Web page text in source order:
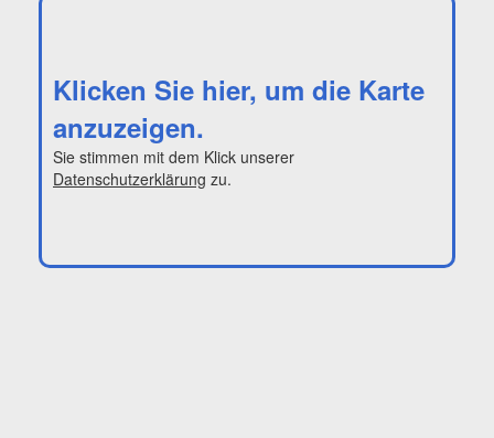
Klicken Sie hier, um die Karte
anzuzeigen.
Sie stimmen mit dem Klick unserer
Datenschutzerklärung zu.